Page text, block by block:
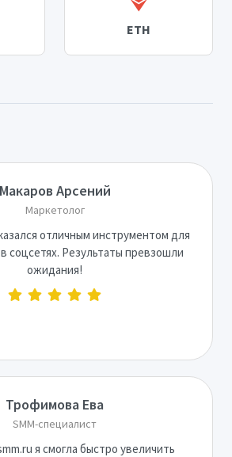
ETH
Макаров Арсений
Маркетолог
отличным инструментом для
соцсетях. Результаты превзошли
ожидания!
Трофимова Ева
SMM-специалист
я смогла быстро увеличить